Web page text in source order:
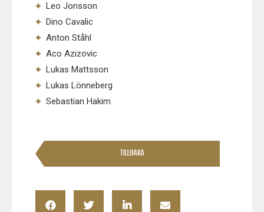
Leo Jonsson
Dino Cavalic
Anton Ståhl
Aco Azizovic
Lukas Mattsson
Lukas Lönneberg
Sebastian Hakim
TILLBAKA